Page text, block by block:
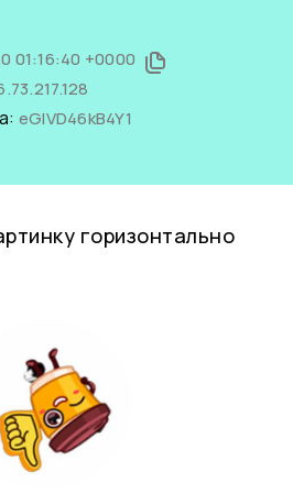
01:16:40 +0000
eGIVD46kB4Y1
горизонтально